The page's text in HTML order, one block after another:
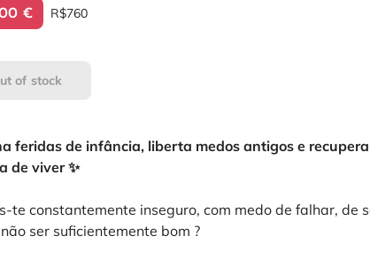
€ R$760
of stock
feridas de infância, liberta medos antigos e
de viver ✨
te constantemente inseguro, com medo de falhar, de
ser suficientemente bom ?